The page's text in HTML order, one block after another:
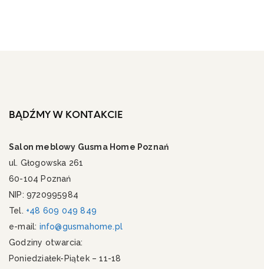
BĄDŹMY W KONTAKCIE
Salon meblowy Gusma Home Poznań
ul. Głogowska 261
60-104 Poznań
NIP: 9720995984
Tel. +48 609 049 849
e-mail: info@gusmahome.pl
Godziny otwarcia:
Poniedziałek-Piątek – 11-18